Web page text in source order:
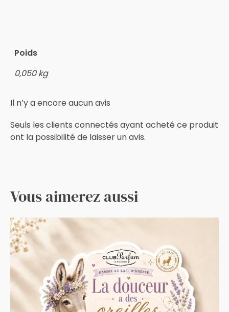
Poids
0,050 kg
Il n’y a encore aucun avis
Seuls les clients connectés ayant acheté ce produit
ont la possibilité de laisser un avis.
Vous aimerez aussi